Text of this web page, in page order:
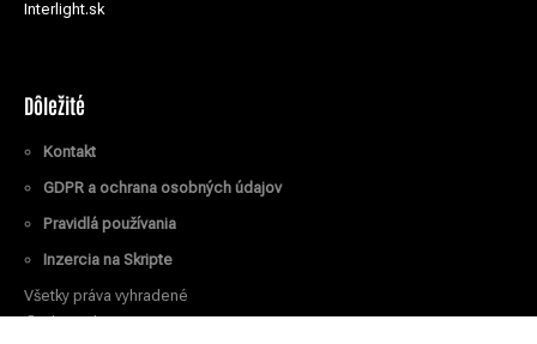
Interlight.sk
Dôležité
Kontakt
GDPR a ochrana osobných údajov
Pravidlá používania
Inzercia na Skripte
Všetky práva vyhradené
© Skript.sk